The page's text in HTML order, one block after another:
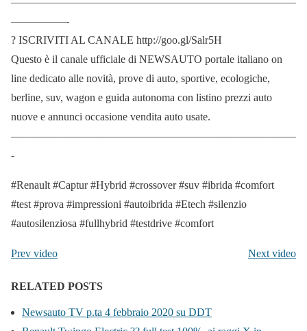
—————-
? ISCRIVITI AL CANALE http://goo.gl/Salr5H
Questo è il canale ufficiale di NEWSAUTO portale italiano on
line dedicato alle novità, prove di auto, sportive, ecologiche,
berline, suv, wagon e guida autonoma con listino prezzi auto
nuove e annunci occasione vendita auto usate.
——————————————————————————
-
#Renault #Captur #Hybrid #crossover #suv #ibrida #comfort
#test #prova #impressioni #autoibrida #Etech #silenzio
#autosilenziosa #fullhybrid #testdrive #comfort
Prev video Next video
RELATED POSTS
Newsauto TV p.ta 4 febbraio 2020 su DDT